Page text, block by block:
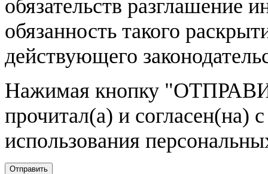
обязательств разглашение
обязанность такого
действующего
Нажимая кнопку
прочитал(а) и согласен(на)
использования
Отправить